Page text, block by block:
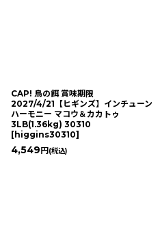
CAP! 鳥の餌 賞味期限
2027/4/21【ヒギンズ】インチューン
ハーモニー マコウ＆カカトゥ
3LB(1.36kg) 30310
[ higgins30310]
4,549 円 (税込)